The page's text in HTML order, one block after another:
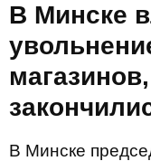
В Минске
В Минске